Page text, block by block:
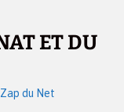
ET DU
Zap du Net